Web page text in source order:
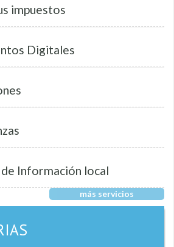
impuestos
Digitales
Información local
más servicios